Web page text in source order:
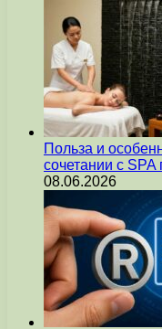
Польза и
сочетании с
08.06.2026